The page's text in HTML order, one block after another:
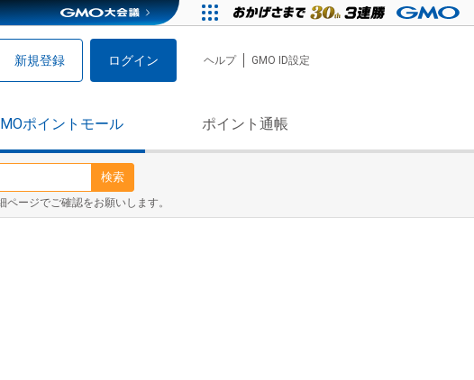
新規登録 ログイン ヘルプ GMO ID設定
ポイントモール ポイント通帳
検索
ージでご確認をお願いします。